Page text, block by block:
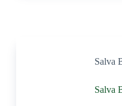
Salva
Salva